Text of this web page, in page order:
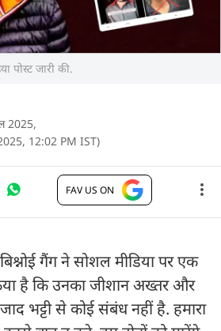
पोस्ट जारी की.
2025,
12:02 PM IST)
FAV US ON
गैंग ने सोशल मीडिया पर एक
है कि उनका जीशान अख्तर और
भट्टी से कोई संबंध नहीं है. हमारा